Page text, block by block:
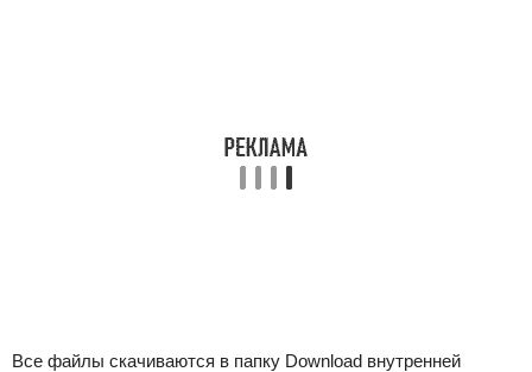
Все файлы скачиваются в папку Download внутренней